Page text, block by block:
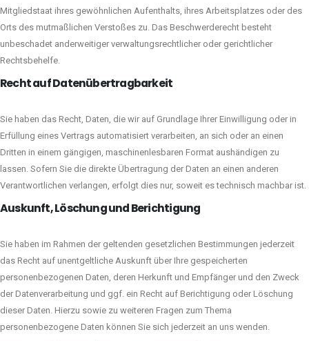
Mitgliedstaat ihres gewöhnlichen Aufenthalts, ihres Arbeitsplatzes oder des
Orts des mutmaßlichen Verstoßes zu. Das Beschwerderecht besteht
unbeschadet anderweitiger verwaltungsrechtlicher oder gerichtlicher
Rechtsbehelfe.
Recht auf Daten­übertrag­barkeit
Sie haben das Recht, Daten, die wir auf Grundlage Ihrer Einwilligung oder in
Erfüllung eines Vertrags automatisiert verarbeiten, an sich oder an einen
Dritten in einem gängigen, maschinenlesbaren Format aushändigen zu
lassen. Sofern Sie die direkte Übertragung der Daten an einen anderen
Verantwortlichen verlangen, erfolgt dies nur, soweit es technisch machbar ist.
Auskunft, Löschung und Berichtigung
Sie haben im Rahmen der geltenden gesetzlichen Bestimmungen jederzeit
das Recht auf unentgeltliche Auskunft über Ihre gespeicherten
personenbezogenen Daten, deren Herkunft und Empfänger und den Zweck
der Datenverarbeitung und ggf. ein Recht auf Berichtigung oder Löschung
dieser Daten. Hierzu sowie zu weiteren Fragen zum Thema
personenbezogene Daten können Sie sich jederzeit an uns wenden.